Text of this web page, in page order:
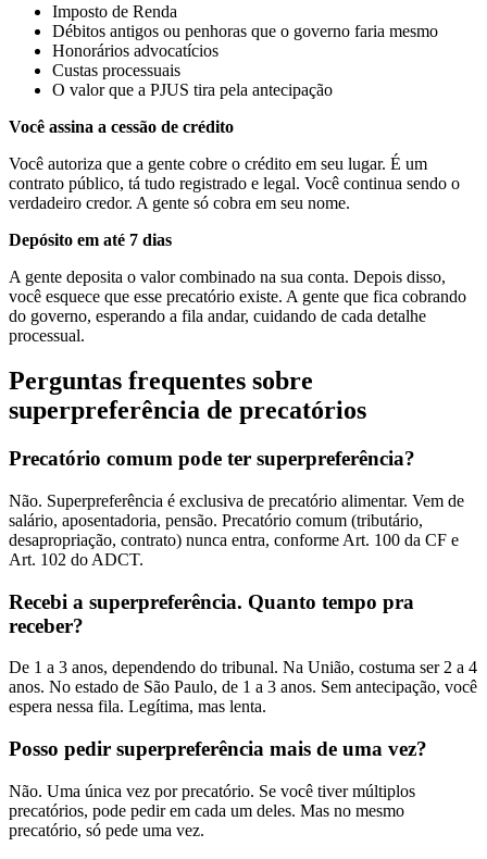
Imposto de Renda
Débitos antigos ou penhoras que o governo faria mesmo
Honorários advocatícios
Custas processuais
O valor que a PJUS tira pela antecipação
Você assina a cessão de crédito
Você autoriza que a gente cobre o crédito em seu lugar. É um
contrato público, tá tudo registrado e legal. Você continua sendo o
verdadeiro credor. A gente só cobra em seu nome.
Depósito em até 7 dias
A gente deposita o valor combinado na sua conta. Depois disso,
você esquece que esse precatório existe. A gente que fica cobrando
do governo, esperando a fila andar, cuidando de cada detalhe
processual.
Perguntas frequentes sobre
superpreferência de precatórios
Precatório comum pode ter superpreferência?
Não. Superpreferência é exclusiva de precatório alimentar. Vem de
salário, aposentadoria, pensão. Precatório comum (tributário,
desapropriação, contrato) nunca entra, conforme Art. 100 da CF e
Art. 102 do ADCT.
Recebi a superpreferência. Quanto tempo pra
receber?
De 1 a 3 anos, dependendo do tribunal. Na União, costuma ser 2 a 4
anos. No estado de São Paulo, de 1 a 3 anos. Sem antecipação, você
espera nessa fila. Legítima, mas lenta.
Posso pedir superpreferência mais de uma vez?
Não. Uma única vez por precatório. Se você tiver múltiplos
precatórios, pode pedir em cada um deles. Mas no mesmo
precatório, só pede uma vez.